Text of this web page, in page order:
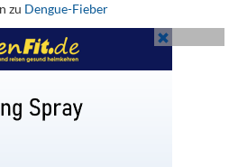
zu Dengue-Fieber